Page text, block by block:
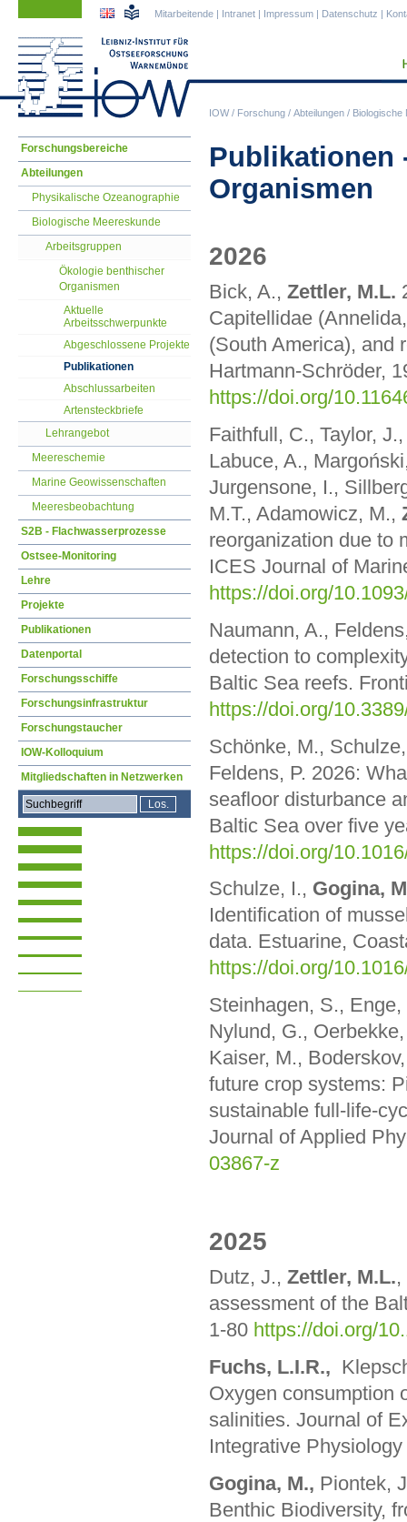
IOW/ Forschung / Abteilungen / Biologische
Mitarbeitende | Intranet | Impressum | Datenschutz |
Publikationen
Organismen
2026
Bick, A., Zettler, M.L.
Capitellidae
(South America), and
Hartmann-Schröder,
https://doi.org/
Faithfull, C., Taylor,
Labuce, A.,
Jurgensone, I.,
M.T., Adamowicz, M.,
reorganization due to
ICES Journal of
https://doi.org/
Naumann, A.,
detection to
Baltic Sea reefs.
https://doi.org/
Schönke, M.,
Feldens, P. 2026:
seafloor disturbance
Baltic Sea over five
https://doi.org/
Schulze, I., Gogina,
Identification of
data. Estuarine,
https://doi.org/
Steinhagen, S.,
Nylund, G.,
Kaiser, M.,
future crop systems:
sustainable
Journal of Applied
03867-z
2025
Dutz, J., Zettler, M.L.
assessment of the
1-80 https://doi.org/
Fuchs, L.I.R.,
Oxygen consumption
salinities. Journal of
Integrative
Gogina, M., Piontek,
Benthic Biodiversity,
Navigation
überspringen
Forschungsbereiche
Abteilungen
Physikalische Ozeanographie
Biologische Meereskunde
Arbeitsgruppen
Ökologie benthischer
Organismen
Aktuelle
Arbeitsschwerpunkte
Abgeschlossene Projekte
Publikationen
Abschlussarbeiten
Artensteckbriefe
Lehrangebot
Meereschemie
Marine Geowissenschaften
Meeresbeobachtung
S2B - Flachwasserprozesse
Ostsee-Monitoring
Lehre
Projekte
Publikationen
Datenportal
Forschungsschiffe
Forschungsinfrastruktur
Forschungstaucher
IOW-Kolloquium
Mitgliedschaften in Netzwerken